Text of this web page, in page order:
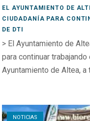
EL AYUNTAMIENTO DE
CIUDADANÍA PARA
DE DTI
> El Ayuntamiento de
para continuar
Ayuntamiento de Altea, a
NOTICIAS
Open post